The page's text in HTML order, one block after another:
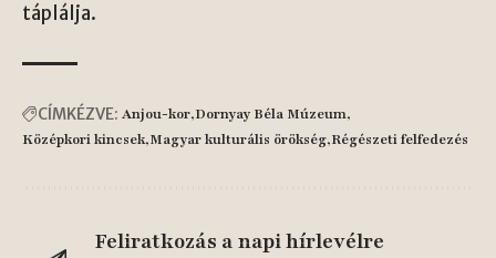
táplálja.
CÍMKÉZVE: Anjou-kor Dornyay Béla Múzeum
Középkori kincsek Magyar kulturális örökség Régészeti felfedezés
Feliratkozás a napi hírlevélre